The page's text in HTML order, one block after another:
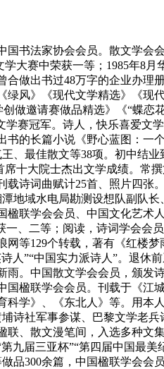
书法家协会会员。散文学会
大赛中荣获一等；1985年8月
做出书过48万字的企业办理
风》《现代文学精选》《现
做邀请赛做品精选》《“蝶恋
赛冠军。诗人，快乐喜爱文
的长篇小说《野心蓝图：一
、最佳散文等38项。初中结
十大院士杰出文学成绩。常
诗词曲赋计25首、照片四张
地域水电局勘测设想队副队长
联学会会员、中国文化艺术
、二等；阅读，诗词学会会
等129个转载，著有《红楼
”“中国实力派诗人”。退休
。中国散文学会会员，颁发
楹联学会会员。刊载于《江
学》、《东北人》等。用本
诗社军事参谋、巴黎文学老
、散文漫笔间，入选多种文
届三亚杯”“第四届中国最美
品300余篇，中国楹联学会会